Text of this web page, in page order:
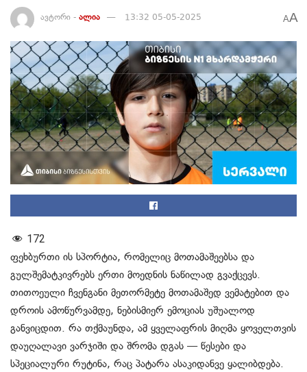
ავტორი - ალია 13:32 05-05-2025 AA
172
ფეხბურთი ის სპორტია, რომელიც მოთამაშეებსა და
გულშემატკივრებს ერთი მოედნის ნაწილად გვაქცევს.
თითოეული ჩვენგანი მეთორმეტე მოთამაშედ ვემატებით და
დროის ამოწურვამდე, ნებისმიერ ემოციას უშუალოდ
განვიცდით. რა თქმაუნდა, ამ ყველაფრის მიღმა ყოველთვის
დაუღალავი ვარჯიში და შრომა დგას — წესები და
სპეციალური რუტინა, რაც პატარა ასაკიდანვე ყალიბდება.